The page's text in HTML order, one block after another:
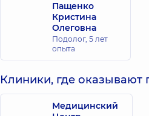
Пащенко
Кристина
Олеговна
Подолог, 5 лет
опыта
Клиники, где оказывают
Медицинский